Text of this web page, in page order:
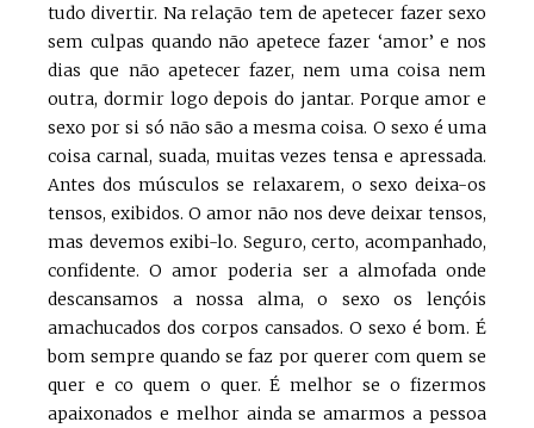
tudo divertir. Na relação tem de apetecer fazer sexo
sem culpas quando não apetece fazer ‘amor’ e nos
dias que não apetecer fazer, nem uma coisa nem
outra, dormir logo depois do jantar. Porque amor e
sexo por si só não são a mesma coisa. O sexo é uma
coisa carnal, suada, muitas vezes tensa e apressada.
Antes dos músculos se relaxarem, o sexo deixa-os
tensos, exibidos. O amor não nos deve deixar tensos,
mas devemos exibi-lo. Seguro, certo, acompanhado,
confidente. O amor poderia ser a almofada onde
descansamos a nossa alma, o sexo os lençóis
amachucados dos corpos cansados. O sexo é bom. É
bom sempre quando se faz por querer com quem se
quer e co quem o quer. É melhor se o fizermos
apaixonados e melhor ainda se amarmos a pessoa